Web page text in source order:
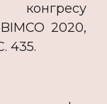
конгресу
2020,
435.